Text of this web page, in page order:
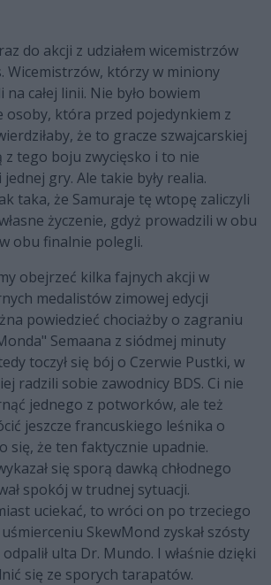
do akcji z udziałem wicemistrzów
Wicemistrzów, którzy w miniony
całej linii. Nie było bowiem
osoby, która przed pojedynkiem z
że to gracze szwajcarskiej
z tego boju zwycięsko i to nie
gry. Ale takie były realia.
taka, że Samuraje tę wtopę zaliczyli
życzenie, gdyż prowadzili w obu
obu finalnie polegli.
obejrzeć kilka fajnych akcji w
medalistów zimowej edycji
powiedzieć chociażby o zagraniu
Semaana z siódmej minuty
toczył się bój o Czerwie Pustki, w
radzili sobie zawodnicy BDS. Ci nie
jednego z potworków, ale też
jeszcze francuskiego leśnika o
się, że ten faktycznie upadnie.
się sporą dawką chłodnego
spokój w trudnej sytuacji.
uciekać, to wróci on po trzeciego
SkewMond zyskał szósty
ulta Dr. Mundo. I właśnie dzięki
się ze sporych tarapatów.